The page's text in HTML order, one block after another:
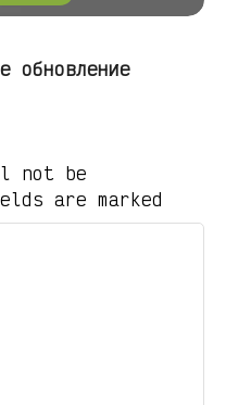
обновление
not be
are marked